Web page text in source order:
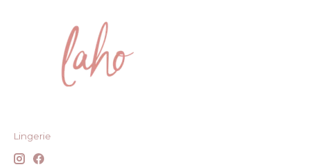
Lingerie